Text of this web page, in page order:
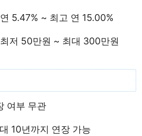
5.47% ~ 최고 연 15.00%
저 50만원 ~ 최대 300만원
여부 무관
10년까지 연장 가능